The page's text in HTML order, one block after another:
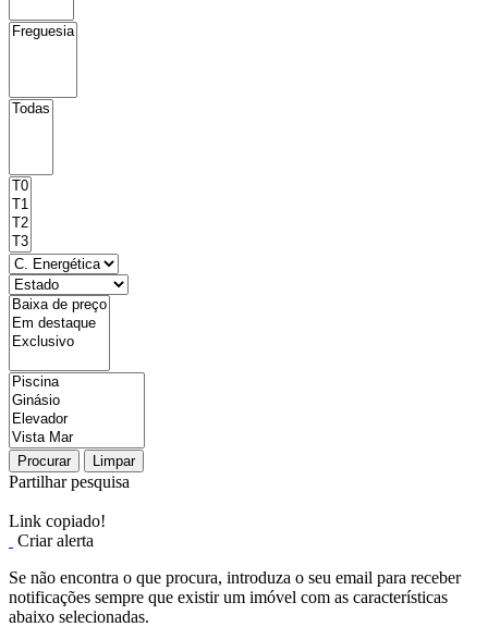
Procurar Limpar
Partilhar pesquisa
Link copiado!
Criar alerta
Se não encontra o que procura, introduza o seu email para receber
notificações sempre que existir um imóvel com as características
abaixo selecionadas.